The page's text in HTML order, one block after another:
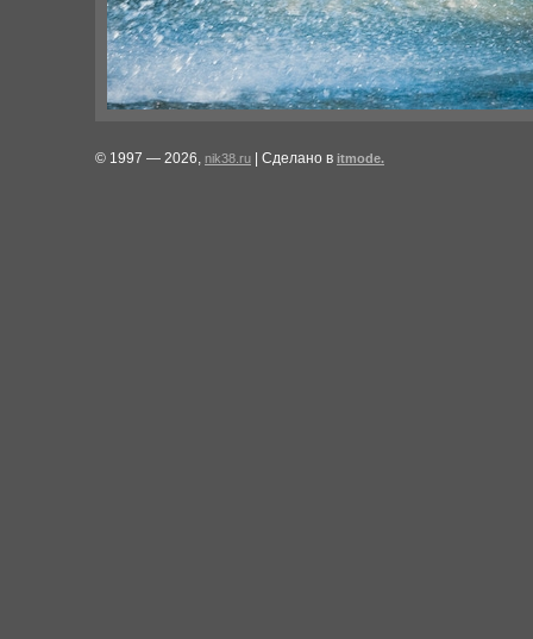
© 1997 — 2026, nik38.ru | Сделано в itmode.